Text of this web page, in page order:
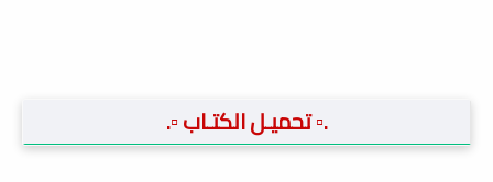
.▫️ تحميـل الكتـاب ▫️.